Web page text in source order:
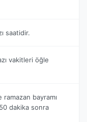
saatidir.
vakitleri öğle
ramazan bayramı
dakika sonra